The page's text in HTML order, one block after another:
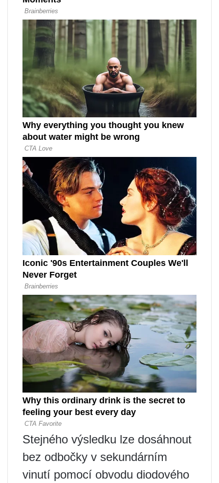
Stejného výsledku lze dosáhnout
bez odbočky v sekundárním
vinutí pomocí obvodu diodového